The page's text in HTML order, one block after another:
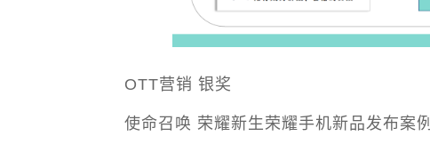
OTT营销 银奖
使命召唤 荣耀新生荣耀手机新品发布案例